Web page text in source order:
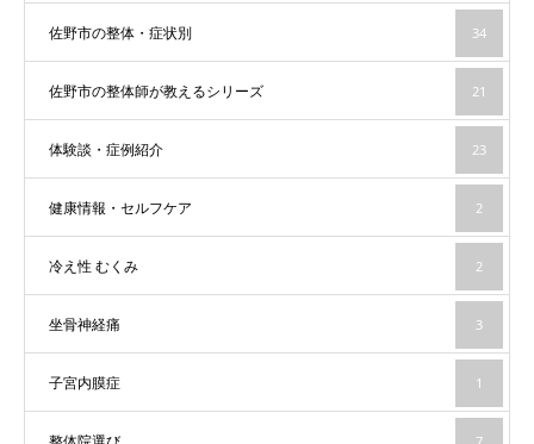
佐野市の整体・症状別 34
佐野市の整体師が教えるシリーズ 21
体験談・症例紹介 23
健康情報・セルフケア 2
冷え性 むくみ 2
坐骨神経痛 3
子宮内膜症 1